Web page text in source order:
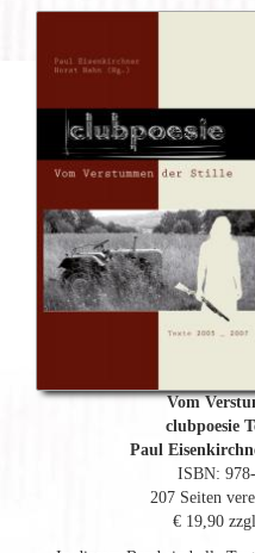
Vom
clubpoesie
Paul
ISBN:
207 Seiten
€ 19,90